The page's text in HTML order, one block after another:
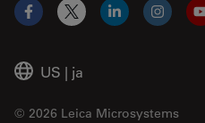
US | ja
© 2026 Leica Microsystems
Facebook
X LinkedIn